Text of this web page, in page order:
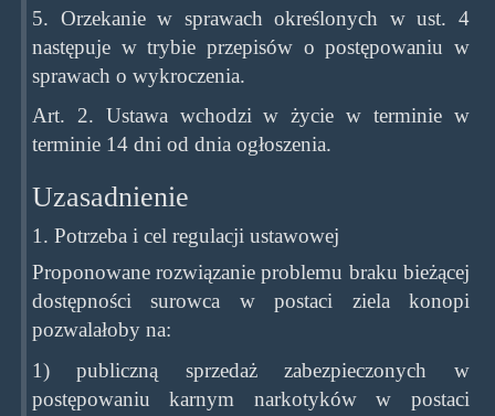
5. Orzekanie w sprawach określonych w ust. 4
następuje w trybie przepisów o postępowaniu w
sprawach o wykroczenia.
Art. 2. Ustawa wchodzi w życie w terminie w
terminie 14 dni od dnia ogłoszenia.
Uzasadnienie
1. Potrzeba i cel regulacji ustawowej
Proponowane rozwiązanie problemu braku bieżącej
dostępności surowca w postaci ziela konopi
pozwalałoby na:
1) publiczną sprzedaż zabezpieczonych w
postępowaniu karnym narkotyków w postaci